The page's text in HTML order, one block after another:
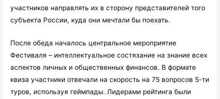
участников направлять их в сторону представителей того
субъекта России, куда они мечтали бы поехать.
После обеда началось центральное мероприятие
Фестиваля – интеллектуальное состязание на знание всех
аспектов личных и общественных финансов. В формате
квиза участники отвечали на скорость на 75 вопросов 5-ти
туров, используя геймпады. Лидерами рейтинга были